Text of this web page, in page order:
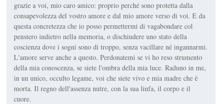
grazie a voi, mio caro amico: proprio perché sono protetta dalla
consapevolezza del vostro amore e dal mio amore verso di voi. E da
questa concretezza che io posso permettermi di vagabondare col
pensiero indietro nella memoria, o dischiudere uno stato della
coscienza dove i sogni sono di troppo, senza vacillare né ingannarmi.
L'amore serve anche a questo. Perdonatemi se vi ho reso strumento
della mia conoscenza, se siete l'ombra della mia luce. Raduno in me,
in un unico, occulto legame, voi che siete vivo e mia madre che è
morta. Il regno dell'assenza nutre, con la sua linfa, il corpo e il
cuore.